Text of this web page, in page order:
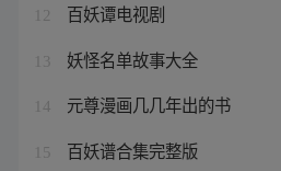
12 百妖谭电视剧
13 妖怪名单故事大全
14 元尊漫画几几年出的书
15 百妖谱合集完整版